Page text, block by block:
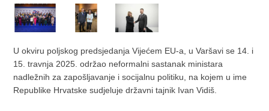
U okviru poljskog predsjedanja Vijećem EU-a, u Varšavi se 14. i
15. travnja 2025. održao neformalni sastanak ministara
nadležnih za zapošljavanje i socijalnu politiku, na kojem u ime
Republike Hrvatske sudjeluje državni tajnik Ivan Vidiš.